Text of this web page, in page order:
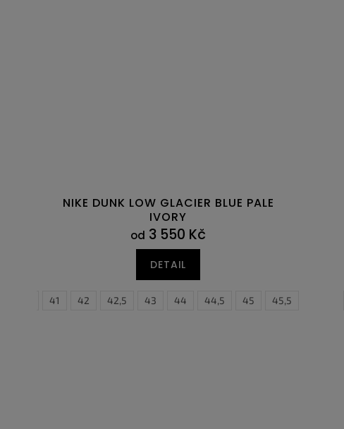
NIKE DUNK LOW GLACIER BLUE PALE
IVORY
od 3 550 Kč
DETAIL
41 42 42,5 43 44 44,5 45 45,5
37,5 38,5